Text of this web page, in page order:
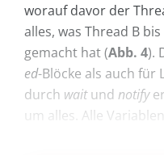
worauf davor der
alles, was Thread B
gemacht hat (Abb. 4).
ed-Blöcke als auch für
durch waitund notify
um alles. Alle Variablen,